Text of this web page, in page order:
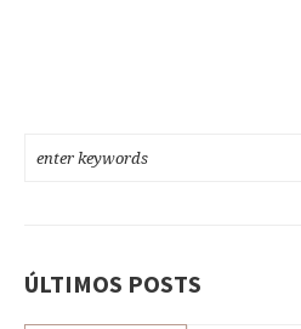
ÚLTIMOS POSTS